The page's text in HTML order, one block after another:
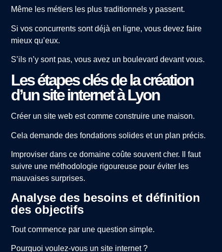
Même les métiers les plus traditionnels y passent.
Si vos concurrents sont déjà en ligne, vous devez faire
mieux qu’eux.
S’ils n’y sont pas, vous avez un boulevard devant vous.
Les étapes clés de la création
d’un site internet à Lyon
Créer un site web est comme construire une maison.
Cela demande des fondations solides et un plan précis.
Improviser dans ce domaine coûte souvent cher. Il faut
suivre une méthodologie rigoureuse pour éviter les
mauvaises surprises.
Analyse des besoins et définition
des objectifs
Tout commence par une question simple.
Pourquoi voulez-vous un site internet ?